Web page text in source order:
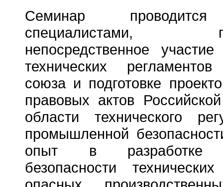
Семинар
специалистами,
непосредственное
технических
союза и подготовке
правовых актов
области технического
промышленной
опыт в разработке
безопасности